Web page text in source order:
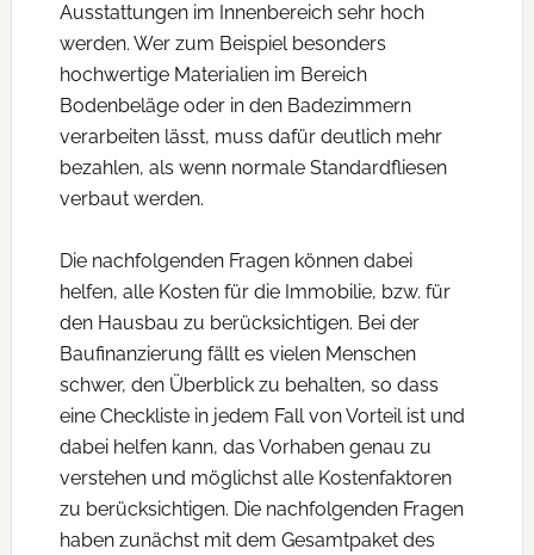
Ausstattungen im Innenbereich sehr hoch
werden. Wer zum Beispiel besonders
hochwertige Materialien im Bereich
Bodenbeläge oder in den Badezimmern
verarbeiten lässt, muss dafür deutlich mehr
bezahlen, als wenn normale Standardfliesen
verbaut werden.
Die nachfolgenden Fragen können dabei
helfen, alle Kosten für die Immobilie, bzw. für
den Hausbau zu berücksichtigen. Bei der
Baufinanzierung fällt es vielen Menschen
schwer, den Überblick zu behalten, so dass
eine Checkliste in jedem Fall von Vorteil ist und
dabei helfen kann, das Vorhaben genau zu
verstehen und möglichst alle Kostenfaktoren
zu berücksichtigen. Die nachfolgenden Fragen
haben zunächst mit dem Gesamtpaket des